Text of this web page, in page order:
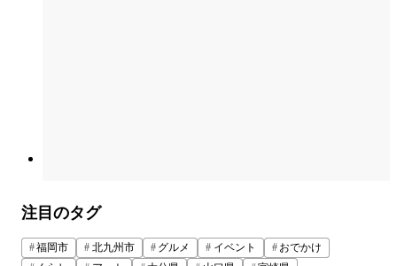
注目のタグ
福岡市 北九州市 グルメ イベント
おでかけ